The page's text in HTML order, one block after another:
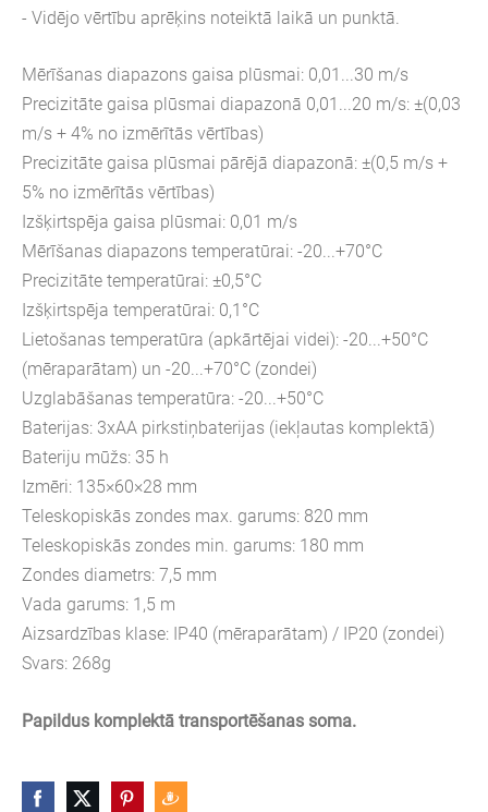
- Vidējo vērtību aprēķins noteiktā laikā un punktā.
Mērīšanas diapazons gaisa plūsmai: 0,01...30 m/s
Precizitāte gaisa plūsmai diapazonā 0,01...20 m/s: ±(0,03
m/s + 4% no izmērītās vērtības)
Precizitāte gaisa plūsmai pārējā diapazonā: ±(0,5 m/s +
5% no izmērītās vērtības)
Izšķirtspēja gaisa plūsmai: 0,01 m/s
Mērīšanas diapazons temperatūrai: -20...+70°C
Precizitāte temperatūrai: ±0,5°C
Izšķirtspēja temperatūrai: 0,1°C
Lietošanas temperatūra (apkārtējai videi): -20...+50°C
(mēraparātam) un -20...+70°C (zondei)
Uzglabāšanas temperatūra: -20...+50°C
Baterijas: 3xAA pirkstiņbaterijas (iekļautas komplektā)
Bateriju mūžs: 35 h
Izmēri: 135×60×28 mm
Teleskopiskās zondes max. garums: 820 mm
Teleskopiskās zondes min. garums: 180 mm
Zondes diametrs: 7,5 mm
Vada garums: 1,5 m
Aizsardzības klase: IP40 (mēraparātam) / IP20 (zondei)
Svars: 268g
Papildus komplektā transportēšanas soma.